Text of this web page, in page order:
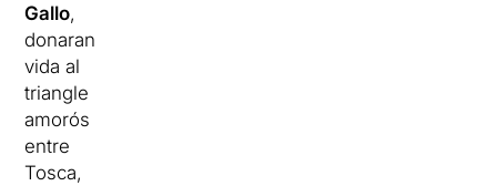
Gallo,
donaran
vida al
triangle
amorós
entre
Tosca,